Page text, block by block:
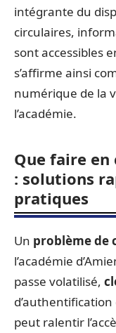
intégrante du
circulaires,
sont accessibles
s’affirme ainsi
numérique de la
l’académie.
Que faire en
: solutions
pratiques
Un problème de
l’académie
passe volatilisé,
peut ralentir